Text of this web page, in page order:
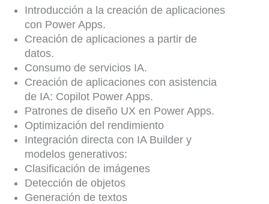
Introducción a la creación de aplicaciones
con Power Apps.
Creación de aplicaciones a partir de
datos.
Consumo de servicios IA.
Creación de aplicaciones con asistencia
de IA: Copilot Power Apps.
Patrones de diseño UX en Power Apps.
Optimización del rendimiento
Integración directa con IA Builder y
modelos generativos:
Clasificación de imágenes
Detección de objetos
Generación de textos